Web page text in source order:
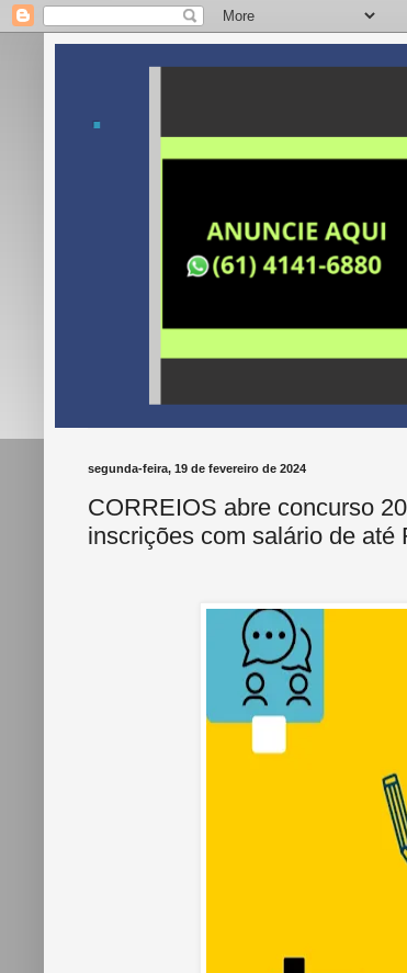
.
segunda-feira, 19 de fevereiro de 2024
CORREIOS abre concurso
inscrições com salário de até